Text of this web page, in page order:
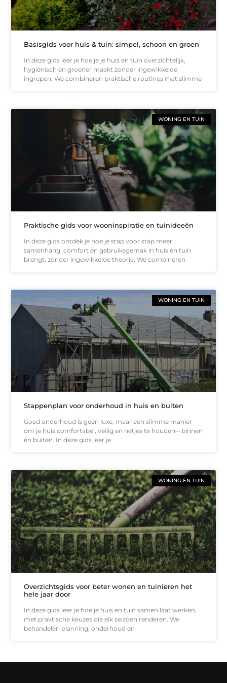
Basisgids voor huis & tuin: simpel, schoon en groen
In deze gids leer je hoe je je huis en tuin overzichtelijk,
hygiënisch en groener maakt zonder ingewikkelde
ingrepen. We combineren praktische routines met slimme
WONING EN TUIN
Praktische gids voor wooninspiratie en tuinideeën
In deze gids ontdek je hoe je stap voor stap meer
samenhang, comfort en gebruiksgemak in huis én tuin
brengt, zonder ingewikkelde theorie. We combineren
WONING EN TUIN
Stappenplan voor onderhoud in huis en buiten
Goed onderhoud is geen luxe, maar een slimme manier
om je huis comfortabel, veilig en netjes te houden—binnen
én buiten. In deze gids leer je
WONING EN TUIN
Overzichtsgids voor beter wonen en tuinieren het
hele jaar door
In deze gids leer je hoe je huis en tuin samen laat werken,
met praktische keuzes die elk seizoen renderen. We
behandelen planning, onderhoud en